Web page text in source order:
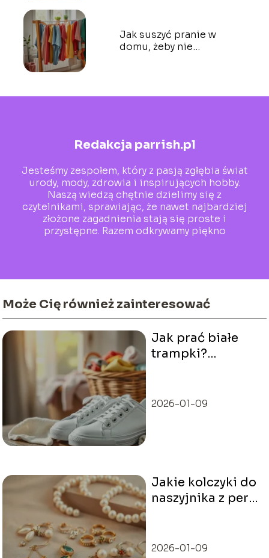
Jak suszyć pranie w
domu, żeby nie
Redakcja parrish.pl
Jesteśmy zespołem, który z pasją zgłębia świat
urody, mody, zdrowia i inspirujących hobby.
Naszą wiedzą chętnie dzielimy się z
czytelnikami, sprawiając, że nawet najbardziej
złożone zagadnienia stają się proste i
przystępne. Razem odkrywamy piękno
Może Cię również zainteresować
Jak prać białe
trampki?
2026-01-09
Jakie kolczyki do
naszyjnika z pereł
2026-01-09